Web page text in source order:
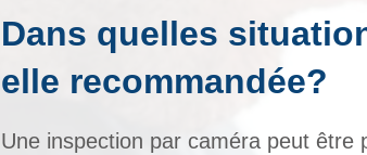
Dans quelles
elle recommandée?
Une inspection par caméra peut être